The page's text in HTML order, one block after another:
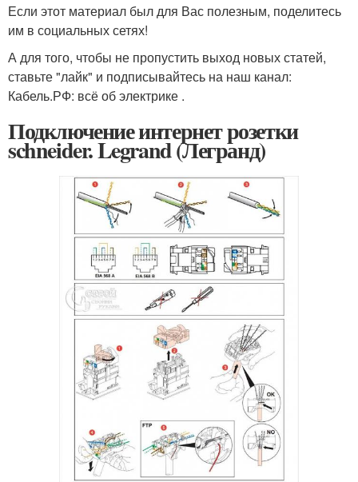
Если этот материал был для Вас полезным, поделитесь
им в социальных сетях!
А для того, чтобы не пропустить выход новых статей,
ставьте "лайк" и подписывайтесь на наш канал:
Кабель.РФ: всё об электрике .
Подключение интернет розетки
schneider. Legrand (Легранд)